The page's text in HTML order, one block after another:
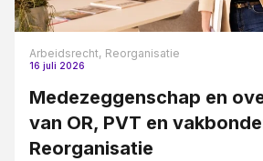
Arbeidsrecht, Reorganisatie
16 juli 2026
Medezeggenschap en
van OR, PVT en
Reorganisatie